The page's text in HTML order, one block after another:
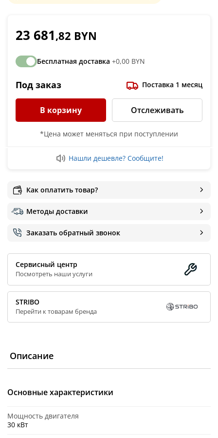
23 681,82 BYN
Бесплатная доставка +0,00 BYN
Под заказ Поставка 1 месяц
В корзину Отслеживать
*Цена может меняться при поступлении
Нашли дешевле? Сообщите!
Как оплатить товар?
Методы доставки
Заказать обратный звонок
Сервисный центр
Посмотреть наши услуги
STRIBO
Перейти к товарам бренда
Описание
Основные характеристики
Мощность двигателя
30 кВт